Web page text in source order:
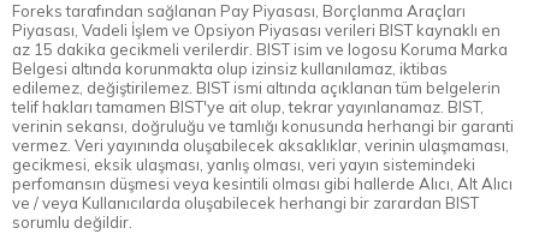
Foreks tarafından sağlanan Pay Piyasası, Borçlanma Araçları
Piyasası, Vadeli İşlem ve Opsiyon Piyasası verileri BIST kaynaklı en
az 15 dakika gecikmeli verilerdir. BIST isim ve logosu Koruma Marka
Belgesi altında korunmakta olup izinsiz kullanılamaz, iktibas
edilemez, değiştirilemez. BIST ismi altında açıklanan tüm belgelerin
telif hakları tamamen BIST'ye ait olup, tekrar yayınlanamaz. BIST,
verinin sekansı, doğruluğu ve tamlığı konusunda herhangi bir garanti
vermez. Veri yayınında oluşabilecek aksaklıklar, verinin ulaşmaması,
gecikmesi, eksik ulaşması, yanlış olması, veri yayın sistemindeki
perfomansın düşmesi veya kesintili olması gibi hallerde Alıcı, Alt Alıcı
ve / veya Kullanıcılarda oluşabilecek herhangi bir zarardan BIST
sorumlu değildir.